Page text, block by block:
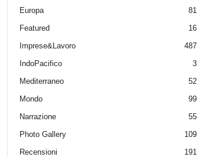
Europa
81
Featured
16
Imprese&Lavoro
487
IndoPacifico
3
Mediterraneo
52
Mondo
99
Narrazione
55
Photo Gallery
109
Recensioni
191